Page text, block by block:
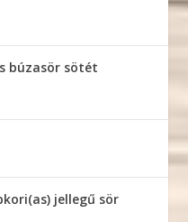
búzasör sötét
jellegű sör